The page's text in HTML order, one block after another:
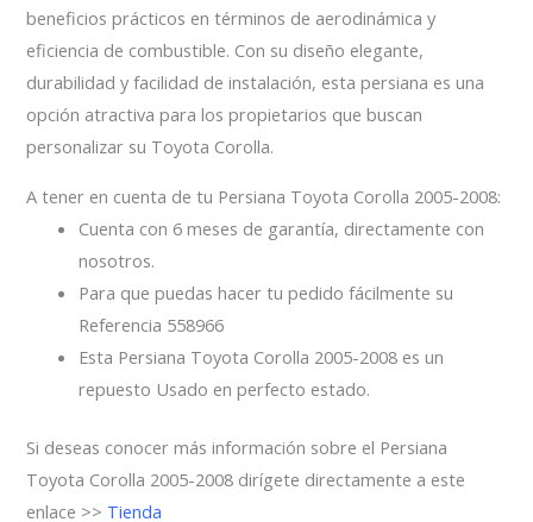
beneficios prácticos en términos de aerodinámica y
eficiencia de combustible. Con su diseño elegante,
durabilidad y facilidad de instalación, esta persiana es una
opción atractiva para los propietarios que buscan
personalizar su Toyota Corolla.
A tener en cuenta de tu Persiana Toyota Corolla 2005-2008:
Cuenta con 6 meses de garantía, directamente con
nosotros.
Para que puedas hacer tu pedido fácilmente su
Referencia 558966
Esta Persiana Toyota Corolla 2005-2008 es un
repuesto Usado en perfecto estado.
Si deseas conocer más información sobre el Persiana
Toyota Corolla 2005-2008 dirígete directamente a este
enlace >> Tienda